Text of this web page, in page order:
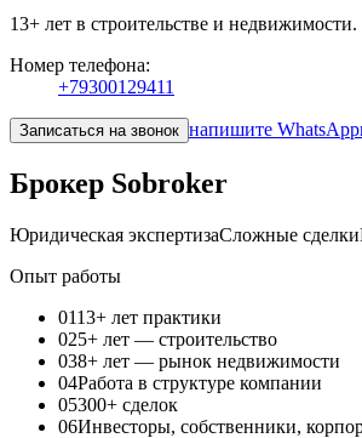
13+ лет в строительстве и
Номер телефона:
+79300129411
Записаться на звонок напишите WhatsApp
Брокер Sobroker
Юридическая экспертизаСложные сделки
Опыт работы
0113+ лет практики
025+ лет — строительство
038+ лет — рынок недвижимости
04Работа в структуре компании
05300+ сделок
06Инвесторы, собственники,